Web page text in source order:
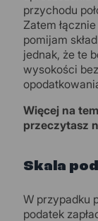
przychodu
Zatem
pomijam
jednak, że te
wysokości
Więcej na
przeczytasz
Skala
W przypadku
podatek